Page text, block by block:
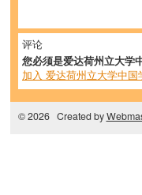
评论
您必须是爱达荷州立大学
加入 爱达荷州立大学中国
© 2026 Created by